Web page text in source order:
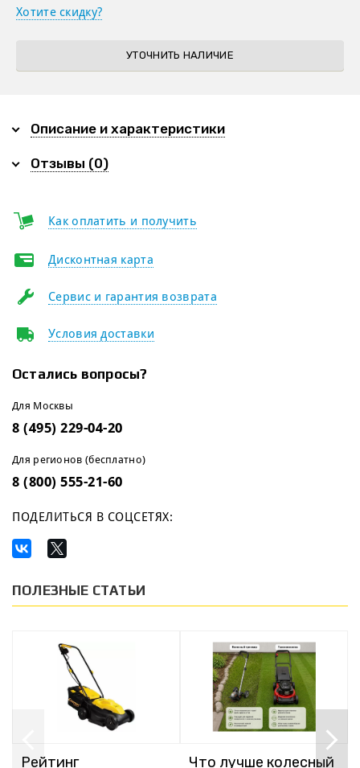
Хотите скидку?
УТОЧНИТЬ НАЛИЧИЕ
Описание и характеристики
Отзывы (0)
Как оплатить и получить
Дисконтная карта
Сервис и гарантия возврата
Условия доставки
Остались вопросы?
Для Москвы
8 (495) 229-04-20
Для регионов (бесплатно)
8 (800) 555-21-60
ПОДЕЛИТЬСЯ В СОЦСЕТЯХ:
ПОЛЕЗНЫЕ СТАТЬИ
Рейтинг Что лучше колесный